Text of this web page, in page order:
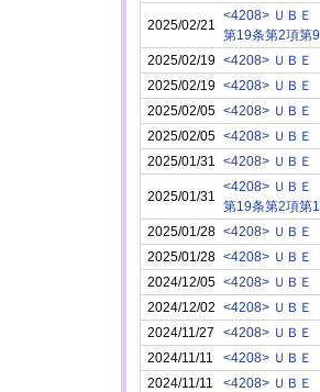
2025/02/21
<4208> ＵＢＥ
第19条第2項第
2025/02/19 <4208> ＵＢＥ
2025/02/19 <4208> ＵＢＥ
2025/02/05 <4208> ＵＢＥ
2025/02/05 <4208> ＵＢＥ
2025/01/31
<4208> ＵＢＥ
2025/01/31
<4208> ＵＢＥ
第19条第2項第12
2025/01/28 <4208> ＵＢＥ
2025/01/28 <4208> ＵＢＥ
2024/12/05 <4208> ＵＢＥ
2024/12/02 <4208> ＵＢＥ
2024/11/27
<4208> ＵＢＥ
2024/11/11
<4208> ＵＢＥ
2024/11/11
<4208> ＵＢＥ